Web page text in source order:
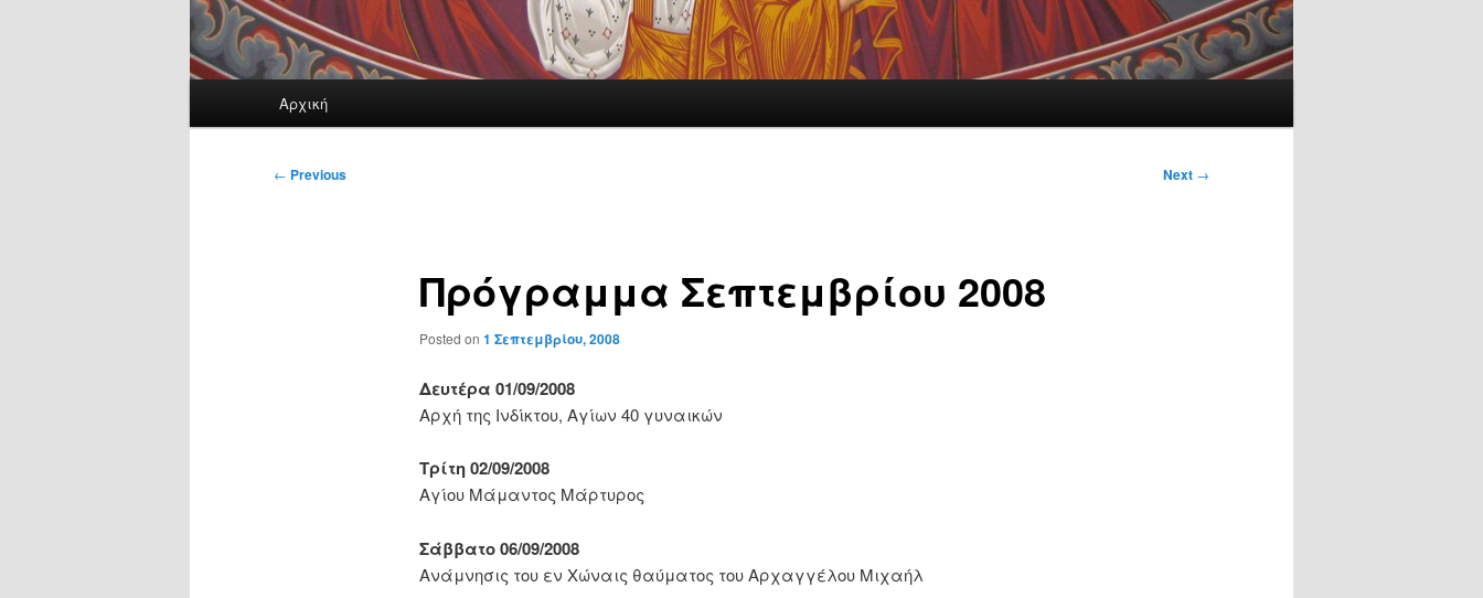
Αρχική
Post
← Previous Next →
Πρόγραμμα Σεπτεμβρίου 2008
Posted on 1 Σεπτεμβρίου, 2008
Δευτέρα 01/09/2008
Αρχή της Ινδίκτου, Αγίων 40 γυναικών
Τρίτη 02/09/2008
Αγίου Μάμαντος Μάρτυρος
Σάββατο 06/09/2008
Ανάμνησις του εν Χώναις θαύματος του Αρχαγγέλου Μιχαήλ